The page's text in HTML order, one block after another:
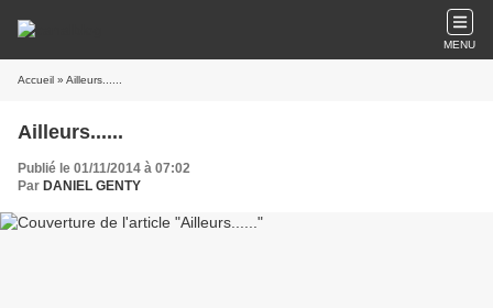
MENU
Accueil » Ailleurs......
Ailleurs......
Publié le 01/11/2014 à 07:02
Par DANIEL GENTY